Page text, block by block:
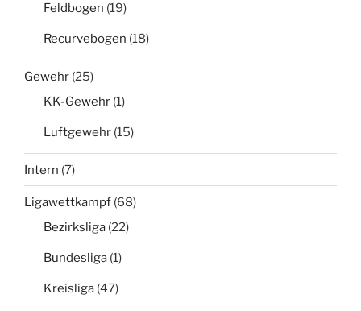
Feldbogen (19)
Recurvebogen (18)
Gewehr (25)
KK-Gewehr (1)
Luftgewehr (15)
Intern (7)
Ligawettkampf (68)
Bezirksliga (22)
Bundesliga (1)
Kreisliga (47)